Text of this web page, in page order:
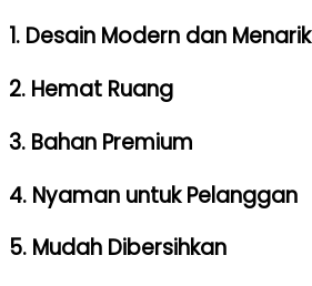
1. Desain Modern dan Menarik
2. Hemat Ruang
3. Bahan Premium
4. Nyaman untuk Pelanggan
5. Mudah Dibersihkan